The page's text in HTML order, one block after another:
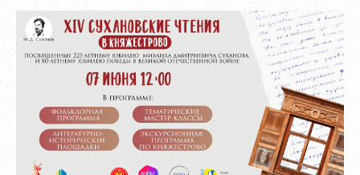
Я согласен на обработкуперсональных данных
Я согласен справилами использования материалов,
размещённых на портале.
Зарегистрироваться